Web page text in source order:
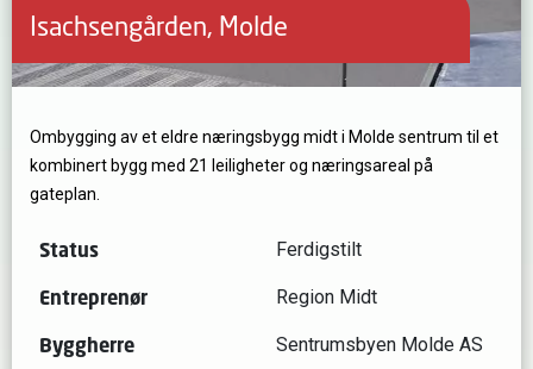
Isachsengården, Molde
Ombygging av et eldre næringsbygg midt i Molde sentrum til et
kombinert bygg med 21 leiligheter og næringsareal på
gateplan.
Status Ferdigstilt
Entreprenør Region Midt
Byggherre Sentrumsbyen Molde AS